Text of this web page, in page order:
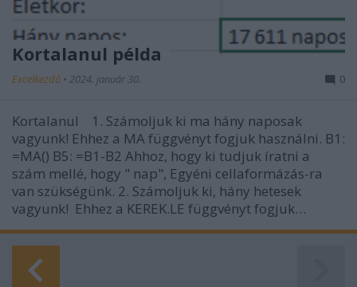
Kortalanul példa
Excelkezdő • 2024. január 30. 0
Kortalanul 1. Számoljuk ki ma hány naposak
vagyunk! Ehhez a MA függvényt fogjuk használni. B1:
=MA() B5: =B1-B2 Ahhoz, hogy ki tudjuk íratni a
szám mellé, hogy " nap", Egyéni cellaformázás-ra
van szükségünk. 2. Számoljuk ki, hány hetesek
vagyunk! Ehhez a KEREK.LE függvényt fogjuk…